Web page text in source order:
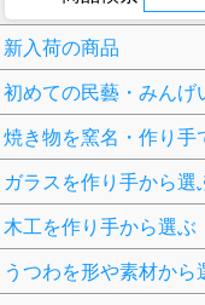
新入荷の商品
初めての民藝・みんげ
焼き物を窯名・作り手
ガラスを作り手から選
木工を作り手から選ぶ
うつわを形や素材から